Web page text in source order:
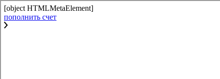
[object HTMLMetaElement]
пополнить счет